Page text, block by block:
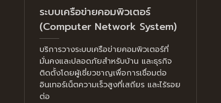
ระบบเครือข่ายคอมพิวเตอร์
(Computer Network System)
บริการวางระบบเครือข่ายคอมพิวเตอร์ที่
มั่นคงและปลอดภัยสำหรับบ้าน และธุรกิจ
ติดตั้งโดยผู้เชี่ยวชาญเพื่อการเชื่อมต่อ
อินเทอร์เน็ตความเร็วสูงที่เสถียร และไร้รอย
ต่อ